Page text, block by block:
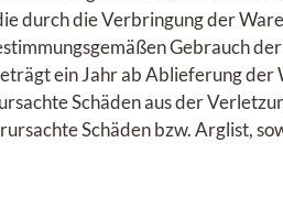
durch die Verbringung der
Gebrauch
ein Jahr ab Ablieferung
Schäden aus der
Schäden bzw. Arglist,